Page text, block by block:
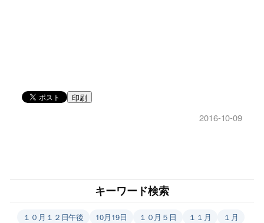
印刷
2016-10-09
キーワード検索
１０月１２日午後 10月19日 １０月５日 １１月
１月